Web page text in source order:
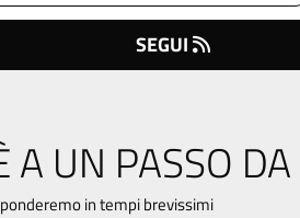
SEGUI
A UN PASSO DA
in tempi brevissimi